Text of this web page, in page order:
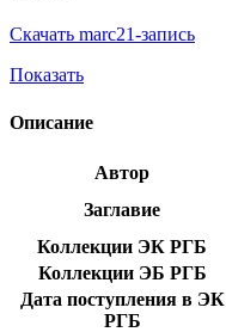
Скачать marc21-запись
Показать
Описание
Автор
Заглавие
Коллекции ЭК РГБ
Коллекции ЭБ РГБ
Дата поступления в ЭК
РГБ